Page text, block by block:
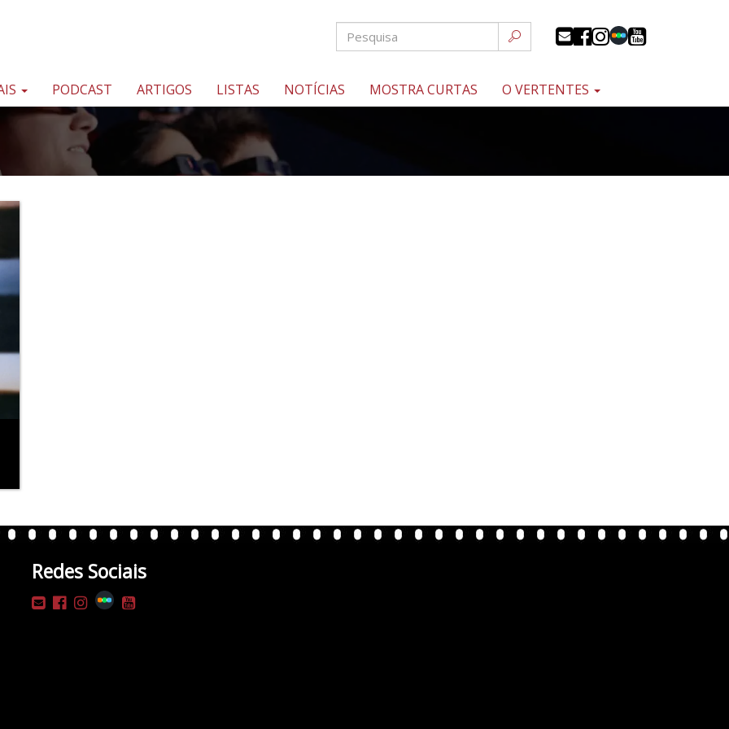
PODCAST ARTIGOS LISTAS NOTÍCIAS MOSTRA CURTAS O VERTENTES
Redes Sociais